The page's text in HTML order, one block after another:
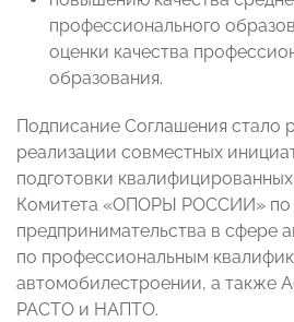
профессионального
оценки качества
образования.
Подписание Соглашения стало
реализации совместных
подготовки
Комитета «ОПОРЫ РОССИИ» по
предпринимательства в сфере
по профессиональным
автомобилестроении, а также
РАСТО и НАПТО.